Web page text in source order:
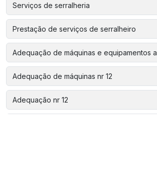
Serviços de serralheria
Prestação de serviços de serralheiro
Adequação de máquinas e equipamentos a
Adequação de máquinas nr 12
Adequação nr 12